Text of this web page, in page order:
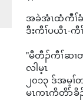
အခဲအံၤထံကီၢ်ခံ
ဒီးကီၢ်ပယီၤ-
"မီတီၣ်ကီၢ်ဆၢ
လါမ့ၤ
၂၀၁၃ ဒ်အမ့
မၤကၤကိတိာ်ခိ